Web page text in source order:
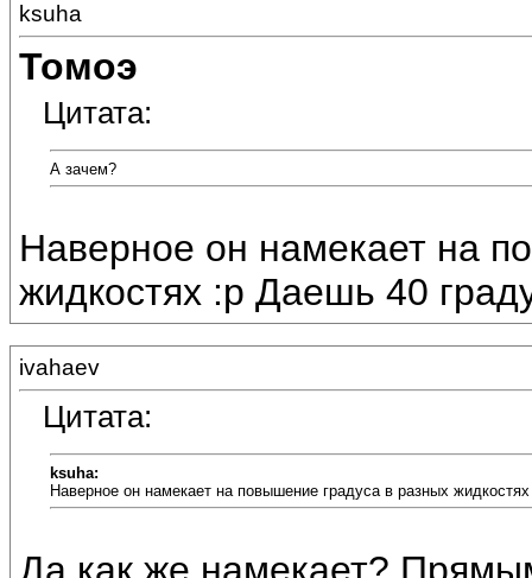
ksuha
Томоэ
Цитата:
А зачем?
Наверное он намекает на
жидкостях :p Даешь 40
ivahaev
Цитата:
ksuha:
Наверное он намекает на повышение градуса в разных жидкостях